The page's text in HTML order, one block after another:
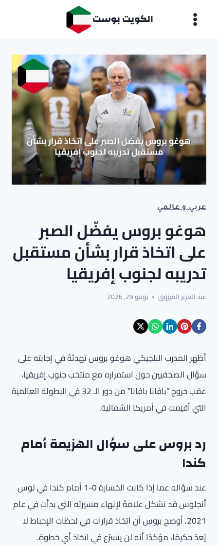
الكويت بوست
عربي و عالمي
هوغو بروس يفضّل الصبر
على اتخاذ قرار بشأن مستقبل
تدريبه لجنوب إفريقيا
عبد العزيز المرزوق يونيو 29, 2026
أظهر المدرب البلجيكي هوغو بروس تهدئةً في إجابته على
سؤال الصحفيين حول استمراره مع منتخب جنوب إفريقيا،
عقب خروج “بافانا بافانا” من دور الـ 32 في البطولة العالمية
التي أقيمت في أمريكا الشمالية.
رد بروس على سؤال الهزيمة أمام
كندا
عند سؤاله عما إذا كانت الخسارة 0-1 أمام كندا في لوس
أنجلوس قد تشكل علامةً لإنهاء مسيرته التي بدأت في عام
2021، أوضح بروس أن اتخاذ قرارات في لحظات الإحباط لا
يُعدّ حكيمًا، مؤكدًا أنه لن يتسرّع في اتخاذ أي خطوة.